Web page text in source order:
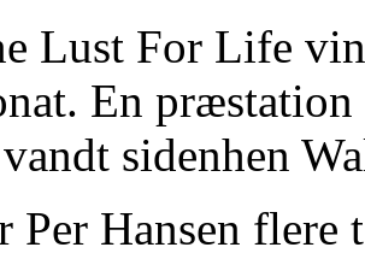
Lust For Life
En
sidenhen
Per Hansen flere